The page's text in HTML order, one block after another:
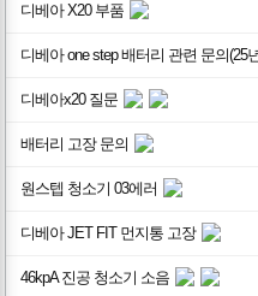
디베아 X20 부품
디베아 one step 배터리 관련 문의(25
디베아x20 질문
배터리 고장 문의
원스텝 청소기 03에러
디베아 JET FIT 먼지통 고장
46kpA 진공 청소기 소음